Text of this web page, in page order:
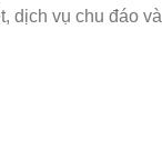
dịch vụ chu đáo và